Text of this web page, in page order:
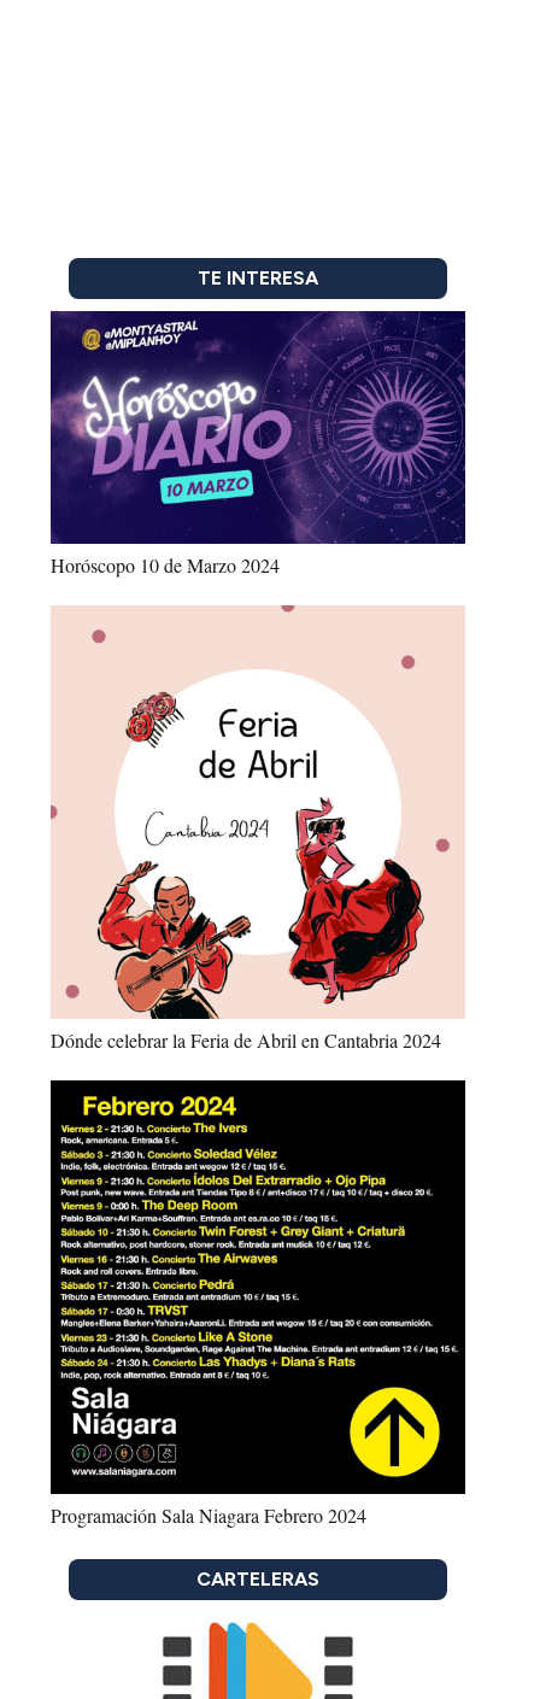
TE INTERESA
Horóscopo 10 de Marzo 2024
Dónde celebrar la Feria de Abril en Cantabria 2024
Programación Sala Niagara Febrero 2024
CARTELERAS